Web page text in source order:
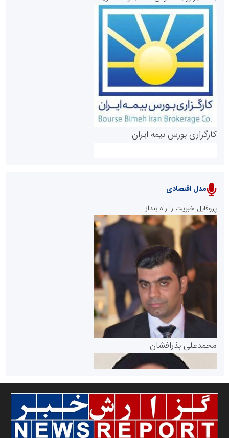
روابط عمومی خبرگزاری گزارش خبر
پایگاه خبری نهضت ملی مسکن
پایگاه خبری گفتمان یزد
کارگزاری بورس بیمه ایران
سازمان بورس و اوراق بهادار
مرجع اخبار موثق در بازارسرمایه
سازمان صنعت،معدن و تجارت
مدل اقتصادی
پروفایل خبریت را راه بنداز
محمدعلی بذرافشان